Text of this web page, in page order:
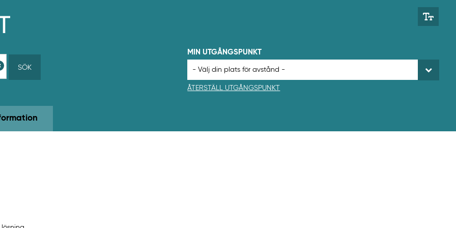
SÖK
MIN UTGÅNGSPUNKT
ÅTERSTÄLL UTGÅNGSPUNKT